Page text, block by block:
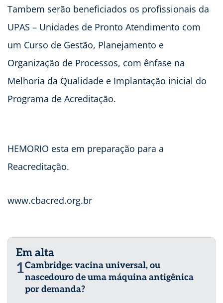
Tambem serão beneficiados os profissionais da
UPAS – Unidades de Pronto Atendimento com
um Curso de Gestão, Planejamento e
Organização de Processos, com ênfase na
Melhoria da Qualidade e Implantação inicial do
Programa de Acreditação.
HEMORIO esta em preparação para a
Reacreditação.
www.cbacred.org.br
Em alta
1Cambridge: vacina universal, ou
nascedouro de uma máquina antigênica
por demanda?